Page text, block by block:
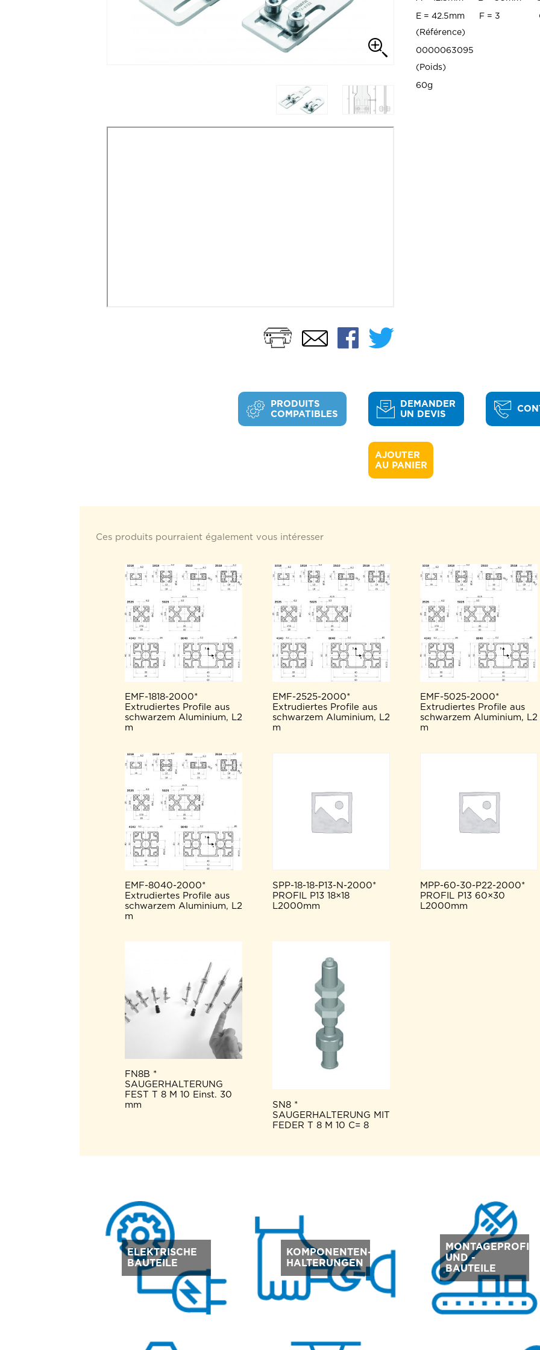
Imprimer
EmailFacebook
Twitter
E = 42.5mm F = 3 G
Référence
0000063095
Poids
60g
PRODUITS
COMPATIBLES
DEMANDER
UN DEVIS
AJOUTER
AU PANIER
Ces produits pourraient également vous intéresser
EMF-1818-2000*
Extrudiertes Profile aus
schwarzem Aluminium, L2
m
EMF-2525-2000*
Extrudiertes Profile aus
schwarzem Aluminium, L2
m
EMF-5025-2000*
Extrudiertes Profile aus
schwarzem Aluminium, L2
m
EMF-8040-2000*
Extrudiertes Profile aus
schwarzem Aluminium, L2
m
SPP-18-18-P13-N-2000*
PROFIL P13 18×18
L2000mm
MPP-60-30-P22-2000*
PROFIL P13 60×30
L2000mm
FN8B *
SAUGERHALTERUNG
FEST T 8 M 10 Einst. 30
mm
SN8 *
SAUGERHALTERUNG MIT
FEDER T 8 M 10 C= 8
ELEKTRISCHE
BAUTEILE
KOMPONENTEN-
HALTERUNGEN
UND -
BAUTEILE